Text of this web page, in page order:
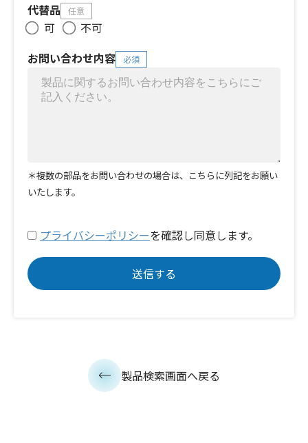
代替品 任意
可
不可
お問い合わせ内容
必須
＊複数の部品をお問い合わせの場合は、こちらに列記をお願い
いたします。
プライバシーポリシーを確認し同意します。
製品検索画面へ戻る